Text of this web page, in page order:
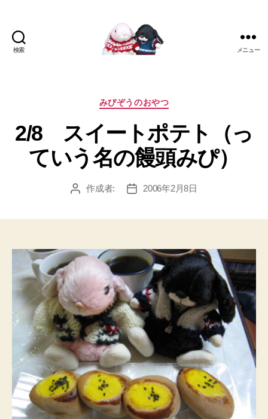
検索
ぴ
う
Blog
メニュー
カ
ゴ
リ
ー
みぴぞうのおやつ
2/8 スイートポテト（っ
ていう名の饅頭みぴ）
投 作成者:
投
2006年2月8日